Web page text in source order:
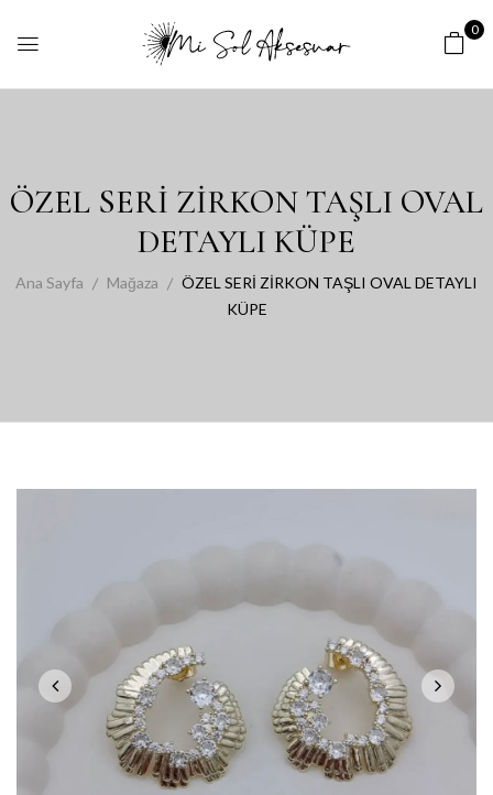
0
ÖZEL SERİ ZİRKON TAŞLI OVAL
DETAYLI KÜPE
Ana Sayfa Mağaza
ÖZEL SERİ ZİRKON TAŞLI OVAL DETAYLI
KÜPE